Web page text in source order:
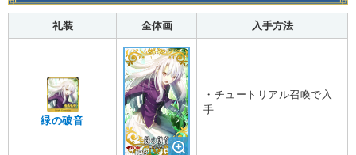
礼装 全体画 入手方法
緑の破音
・チュートリアル召喚で入
手